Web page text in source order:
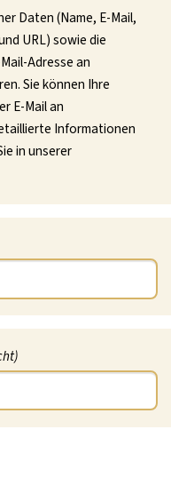
Daten (Name, E-Mail,
URL) sowie die
Adresse an
Sie können Ihre
E-Mail an
Informationen
in unserer